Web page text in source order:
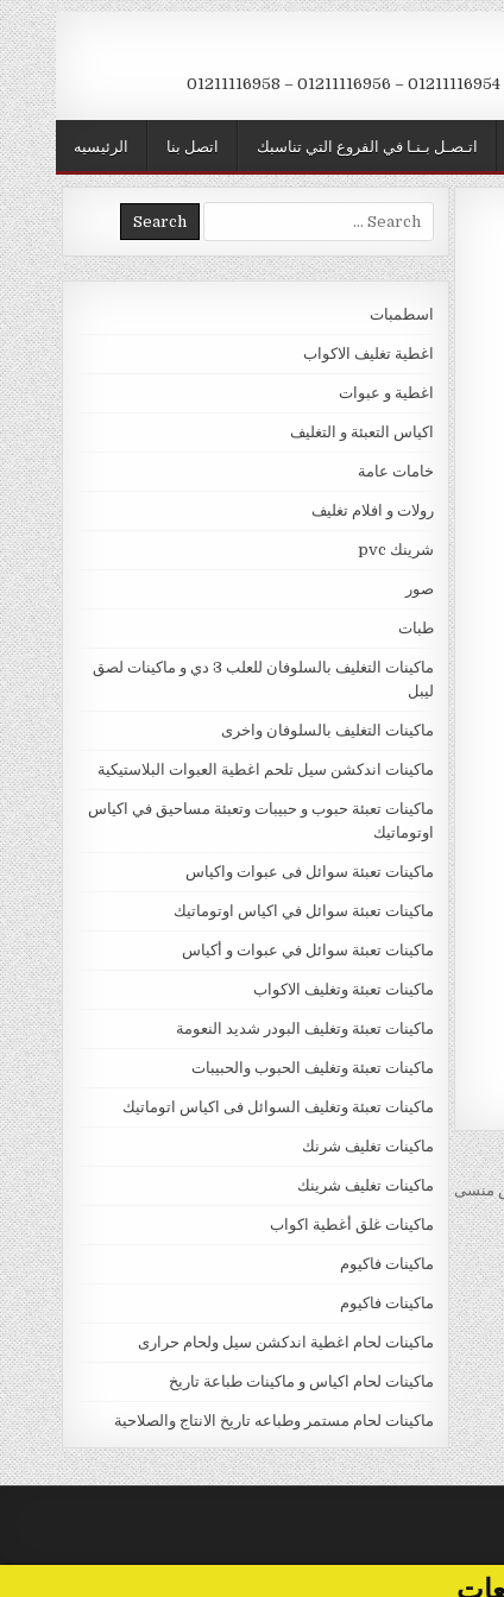
الرئيسيه اتصل بنا اتـصـل بـنـا في الفروع التي تناسبك
Search
for:
اسطمبات
اغطية تغليف الاكواب
اغطية و عبوات
اكياس التعبئة و التغليف
خامات عامة
رولات و افلام تغليف
شرينك pvc
صور
طبات
ماكينات التغليف بالسلوفان للعلب 3 دي و ماكينات لصق
ليبل
ماكينات التغليف بالسلوفان واخرى
ماكينات اندكشن سيل تلحم اغطية العبوات البلاستيكية
ماكينات تعبئة حبوب و حبيبات وتعبئة مساحيق في اكياس
اوتوماتيك
ماكينات تعبئة سوائل فى عبوات واكياس
ماكينات تعبئة سوائل في اكياس اوتوماتيك
ماكينات تعبئة سوائل في عبوات و أكياس
ماكينات تعبئة وتغليف الاكواب
ماكينات تعبئة وتغليف البودر شديد النعومة
ماكينات تعبئة وتغليف الحبوب والحبيبات
ماكينات تعبئة وتغليف السوائل فى اكياس اتوماتيك
ماكينات تغليف شرنك
ماكينات تغليف شرينك
ماكينات غلق أغطية اكواب
ماكينات فاكيوم
ماكينات فاكيوم
ماكينات لحام اغطية اندكشن سيل ولحام حرارى
ماكينات لحام اكياس و ماكينات طباعة تاريخ
ماكينات لحام مستمر وطباعه تاريخ الانتاج والصلاحية